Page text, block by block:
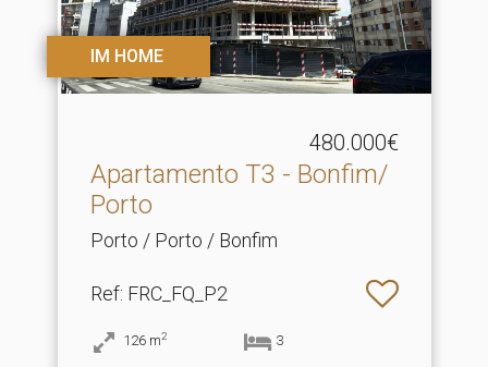
IM HOME
480.000€
Apartamento T3 - Bonfim/
Porto
Porto / Porto / Bonfim
Ref: FRC_FQ_P2
126 m2 3